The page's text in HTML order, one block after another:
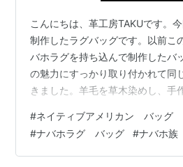
こんにちは、革工房TAKUです。
制作したラグバッグです。以前こ
バホラグを持ち込んで制作したバ
の魅力にすっかり取り付かれて同
きました。羊毛を草木染めし、手
が細かくズッシリと分厚い。そん
調和を考え今回はヌバックレザー
ーのベルトを使いました。裏地に
#ネイティブアメリカン バッグ
#ナバホラグ バッグ #ナバホ族